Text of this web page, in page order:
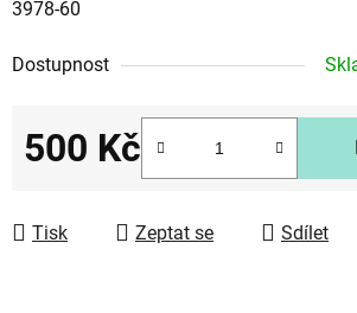
3978-60
Dostupnost
500 Kč
Tisk Zeptat se Sdílet